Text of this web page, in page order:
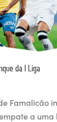
da I Liga
Famalicão
a